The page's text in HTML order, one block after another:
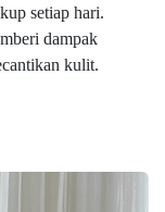
setiap hari.
dampak
kulit.